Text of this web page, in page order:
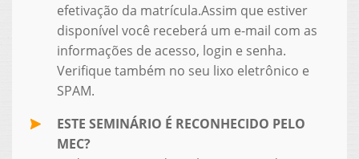
efetivação da matrícula.Assim que estiver
disponível você receberá um e-mail com as
informações de acesso, login e senha.
Verifique também no seu lixo eletrônico e
SPAM.
ESTE SEMINÁRIO É RECONHECIDO PELO
MEC?